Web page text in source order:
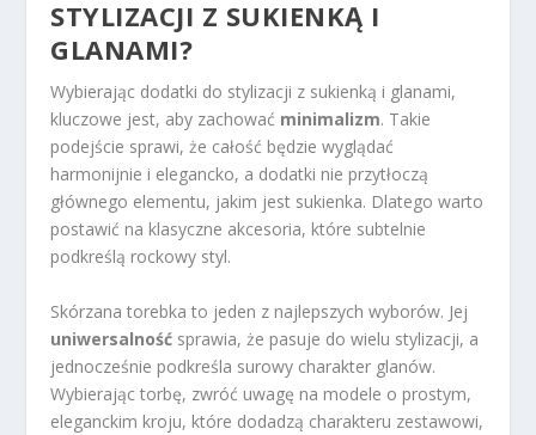
STYLIZACJI Z SUKIENKĄ I
GLANAMI?
Wybierając dodatki do stylizacji z sukienką i glanami,
kluczowe jest, aby zachować minimalizm. Takie
podejście sprawi, że całość będzie wyglądać
harmonijnie i elegancko, a dodatki nie przytłoczą
głównego elementu, jakim jest sukienka. Dlatego warto
postawić na klasyczne akcesoria, które subtelnie
podkreślą rockowy styl.
Skórzana torebka to jeden z najlepszych wyborów. Jej
uniwersalność sprawia, że pasuje do wielu stylizacji, a
jednocześnie podkreśla surowy charakter glanów.
Wybierając torbę, zwróć uwagę na modele o prostym,
eleganckim kroju, które dodadzą charakteru zestawowi,